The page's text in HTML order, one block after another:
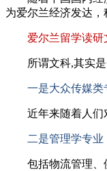
为爱尔兰经济发达
爱尔兰留学读研
所谓文科,其实是一
一是大众传媒类
近年来随着人们对
二是管理学专业
包括物流管理、供